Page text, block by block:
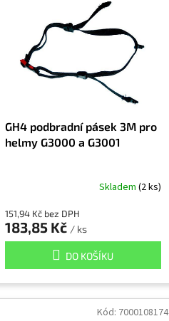
GH4 podbradní pásek 3M pro
helmy G3000 a G3001
Skladem (2 ks)
151,94 Kč bez DPH
183,85 Kč / ks
DO KOŠÍKU
Kód: 7000108174